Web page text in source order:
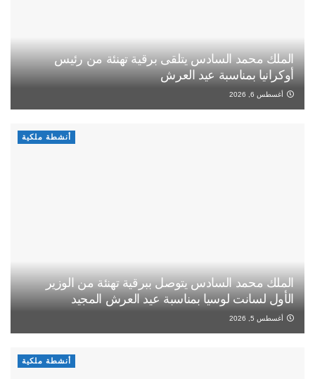
الملك محمد السادس يتلقى برقية تهنئة من رئيس
أوكرانيا بمناسبة عيد العرش
أغسطس 6, 2026
أنشطة ملكية
الملك محمد السادس يتوصل ببرقية تهنئة من الوزير
الأول لسانت لوسيا بمناسبة عيد العرش المجيد
أغسطس 5, 2026
أنشطة ملكية